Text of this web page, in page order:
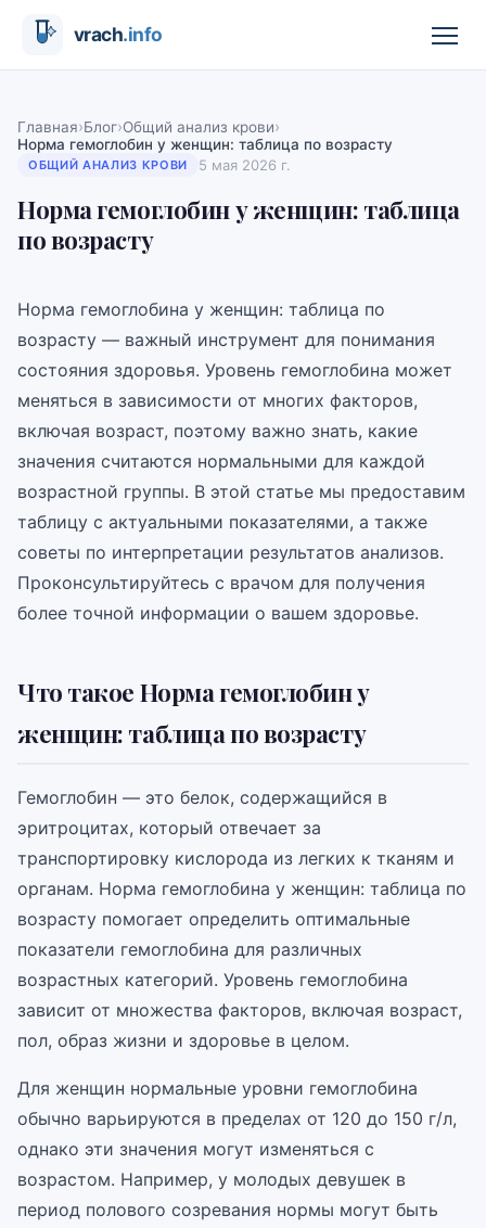
Главная›Блог›Общий анализ крови›
Норма гемоглобин у женщин: таблица по возрасту
ОБЩИЙ АНАЛИЗ КРОВИ 5 мая 2026 г.
Норма гемоглобин у женщин: таблица
по возрасту
Норма гемоглобина у женщин: таблица по
возрасту — важный инструмент для понимания
состояния здоровья. Уровень гемоглобина может
меняться в зависимости от многих факторов,
включая возраст, поэтому важно знать, какие
значения считаются нормальными для каждой
возрастной группы. В этой статье мы предоставим
таблицу с актуальными показателями, а также
советы по интерпретации результатов анализов.
Проконсультируйтесь с врачом для получения
более точной информации о вашем здоровье.
Что такое Норма гемоглобин у
женщин: таблица по возрасту
Гемоглобин — это белок, содержащийся в
эритроцитах, который отвечает за
транспортировку кислорода из легких к тканям и
органам. Норма гемоглобина у женщин: таблица по
возрасту помогает определить оптимальные
показатели гемоглобина для различных
возрастных категорий. Уровень гемоглобина
зависит от множества факторов, включая возраст,
пол, образ жизни и здоровье в целом.
Для женщин нормальные уровни гемоглобина
обычно варьируются в пределах от 120 до 150 г/л,
однако эти значения могут изменяться с
возрастом. Например, у молодых девушек в
период полового созревания нормы могут быть